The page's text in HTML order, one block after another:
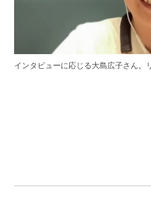
インタビューに応じる大島広子さん